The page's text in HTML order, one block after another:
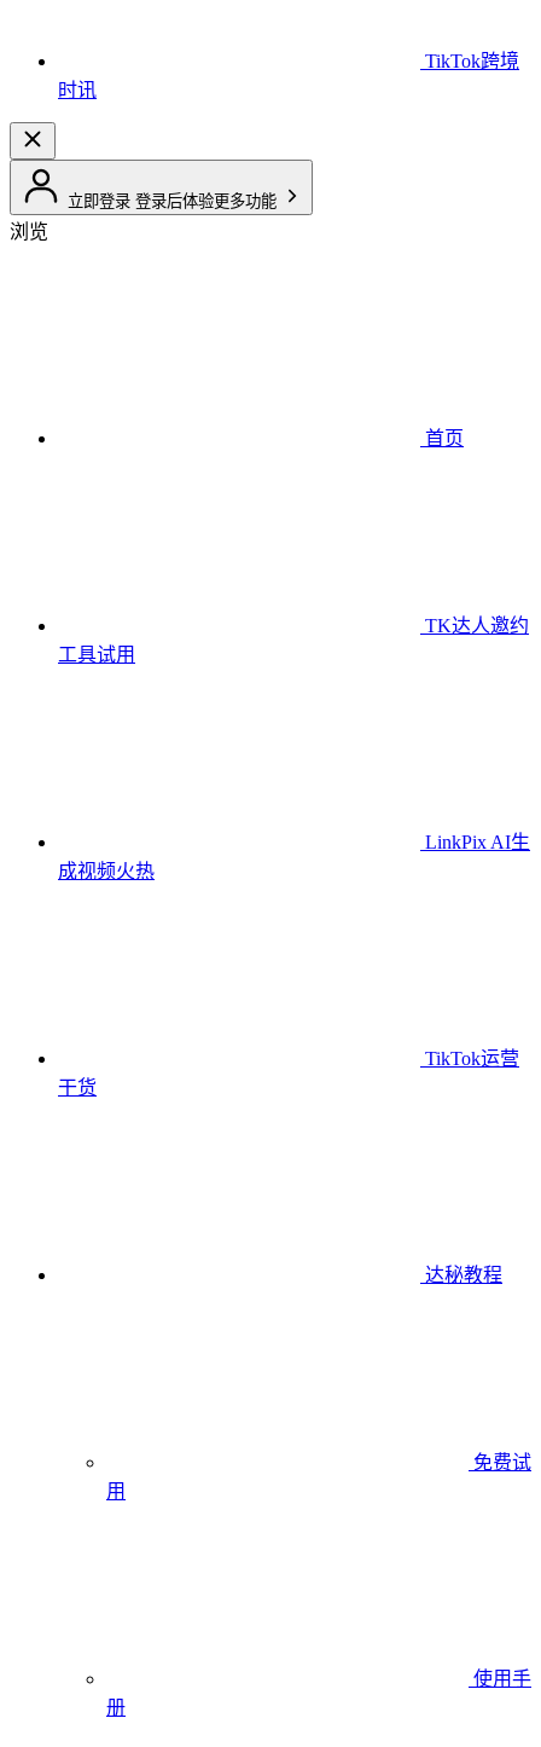
TikTok跨境
时讯
立即登录 登录后体验更多功能
浏览
首页
TK达人邀约
工具试用
LinkPix AI生
成视频火热
TikTok运营
干货
达秘教程
免费试
用
使用手
册